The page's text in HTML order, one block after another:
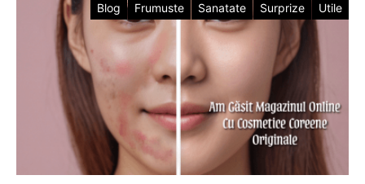
Blog Frumuste Sanatate Surprize Utile